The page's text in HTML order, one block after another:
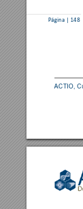
Página | 148
ACTIO,